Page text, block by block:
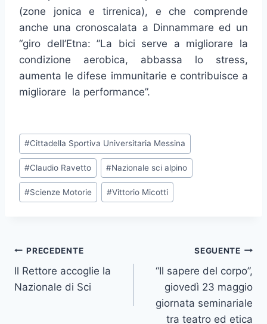
(zone jonica e tirrenica), e che comprende
anche una cronoscalata a Dinnammare ed un
“giro dell’Etna: ”La bici serve a migliorare la
condizione aerobica, abbassa lo stress,
aumenta le difese immunitarie e contribuisce a
migliorare la performance”.
Tag
articolo:
#Cittadella Sportiva Universitaria Messina
#Claudio Ravetto #Nazionale sci alpino
#Scienze Motorie #Vittorio Micotti
Navigazione
articoli
PRECEDENTE
Il Rettore accoglie la
Nazionale di Sci
SEGUENTE
“Il sapere del corpo”,
giovedì 23 maggio
giornata seminariale
tra teatro ed etica